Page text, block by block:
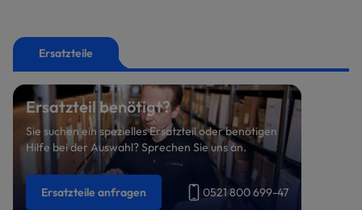
Ersatzteile
Ersatzteil benötigt?
Sie suchen ein spezielles Ersatzteil oder benötigen
Hilfe bei der Auswahl? Sprechen Sie uns an.
Ersatzteile anfragen 0521 800 699-47